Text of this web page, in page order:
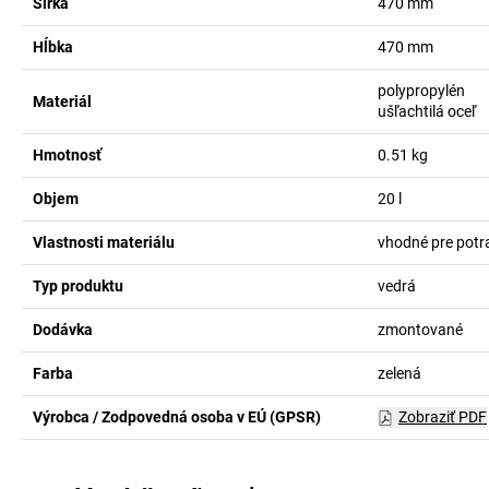
Hĺbka 470 mm
Materiál
polypropylén
ušľachtilá oceľ
Hmotnosť 0.51 kg
Objem 20
Vlastnosti materiálu vhodné pre
Typ produktu vedrá
Dodávka zmontované
Farba zelená
Výrobca / Zodpovedná osoba v EÚ (GPSR) Zobraziť PDF